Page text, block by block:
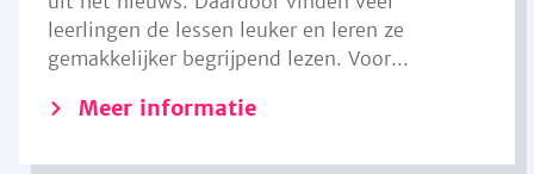
leerlingen de lessen leuker en leren ze
gemakkelijker begrijpend lezen. Voor...
Meer informatie